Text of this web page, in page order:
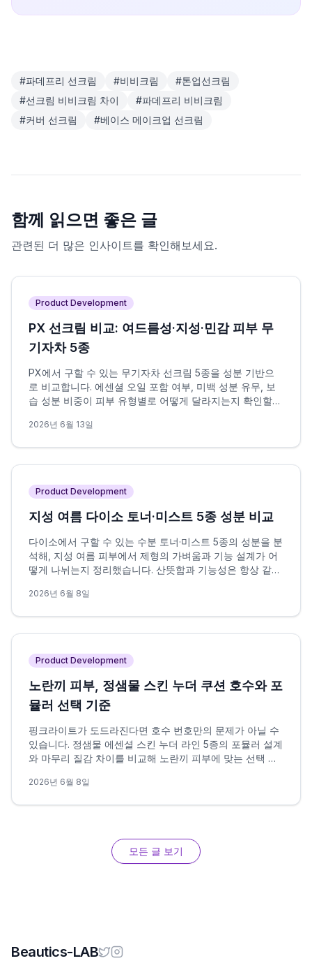
#파데프리 선크림 #비비크림 #톤업선크림
#선크림 비비크림 차이 #파데프리 비비크림
#커버 선크림 #베이스 메이크업 선크림
함께 읽으면 좋은 글
관련된 더 많은 인사이트를 확인해보세요.
Product Development
PX 선크림 비교: 여드름성·지성·민감 피부 무
기자차 5종
PX에서 구할 수 있는 무기자차 선크림 5종을 성분 기반으
로 비교합니다. 에센셜 오일 포함 여부, 미백 성분 유무, 보
습 성분 비중이 피부 유형별로 어떻게 달라지는지 확인할
2026년 6월 13일
Product Development
지성 여름 다이소 토너·미스트 5종 성분 비교
다이소에서 구할 수 있는 수분 토너·미스트 5종의 성분을 분
석해, 지성 여름 피부에서 제형의 가벼움과 기능 설계가 어
떻게 나뉘는지 정리했습니다. 산뜻함과 기능성은 항상 같은
다.
2026년 6월 8일
Product Development
노란끼 피부, 정샘물 스킨 누더 쿠션 호수와 포
뮬러 선택 기준
핑크라이트가 도드라진다면 호수 번호만의 문제가 아닐 수
있습니다. 정샘물 에센셜 스킨 누더 라인 5종의 포뮬러 설계
와 마무리 질감 차이를 비교해 노란끼 피부에 맞는 선택 조
2026년 6월 8일
모든 글 보기
Beautics-LAB